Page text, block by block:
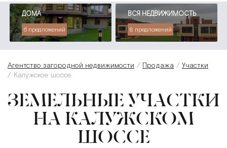
ДОМА
6 предложений
ВСЯ НЕДВИЖИМОСТЬ
8 предложений
Агентство загородной недвижимости Продажа
Участки
Калужское шоссе
ЗЕМЕЛЬНЫЕ УЧАСТКИ
НА КАЛУЖСКОМ
ШОССЕ